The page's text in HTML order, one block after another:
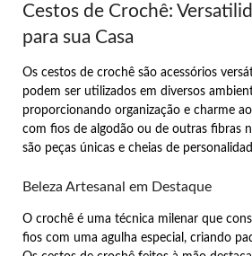
Cestos de Crochê:
para sua Casa
Os cestos de crochê são acessórios
podem ser utilizados em diversos
proporcionando organização e charme
com fios de algodão ou de outras fibras
são peças únicas e cheias de
Beleza Artesanal em Destaque
O crochê é uma técnica milenar que
fios com uma agulha especial, criando